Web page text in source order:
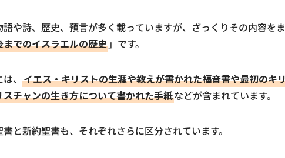
や詩、歴史、預言が多く載っていますが、ざっくりその内容を
でのイスラエルの歴史 」です。
、 イエス・キリストの生涯や教えが書かれた福音書や最初のキ
チャンの生き方について書かれた手紙などが含まれています。
と新約聖書も、それぞれさらに区分されています。